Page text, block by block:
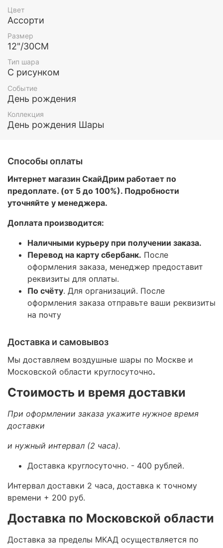
Цвет
Ассорти
Размер
12"/30СМ
Тип шара
С рисунком
Событие
День рождения
Коллекция
День рождения Шары
Способы оплаты
Интернет магазин СкайДрим работает по
предоплате. (от 5 до 100%). Подробности
уточняйте у менеджера.
Доплата производится:
Наличными курьеру при получении заказа.
Перевод на карту сбербанк. После
оформления заказа, менеджер предоставит
реквизиты для оплаты.
По счёту. Для организаций. После
оформления заказа отправьте ваши реквизиты
на почту
Доставка и самовывоз
Мы доставляем воздушные шары по Москве и
Московской области круглосуточно.
Стоимость и время доставки
При оформлении заказа укажите нужное время
доставки
и нужный интервал (2 часа).
Доставка круглосуточно. - 400 рублей.
Интервал доставки 2 часа, доставка к точному
времени + 200 руб.
Доставка по Московской области
Доставка за пределы МКАД осуществляется по